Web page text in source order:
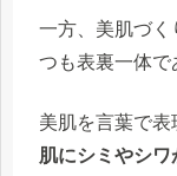
一方、美肌づく
つも表裏一体で
美肌を言葉で表
肌にシミやシ